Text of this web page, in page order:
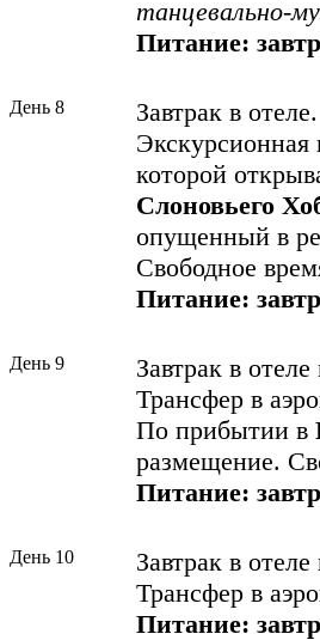
танцевально-
Питание:
День 8
Завтрак в отеле.
которой
Слоновьего
опущенный в
Свободное
Питание:
День 9
Завтрак в
Трансфер в
По прибытии в
размещение.
Питание:
День 10
Завтрак в
Трансфер в
Питание: